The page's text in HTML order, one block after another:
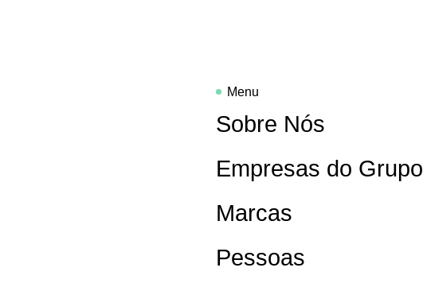
Menu
Sobre Nós
Empresas do Grupo
Marcas
Pessoas